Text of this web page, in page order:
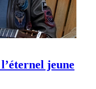
jeune